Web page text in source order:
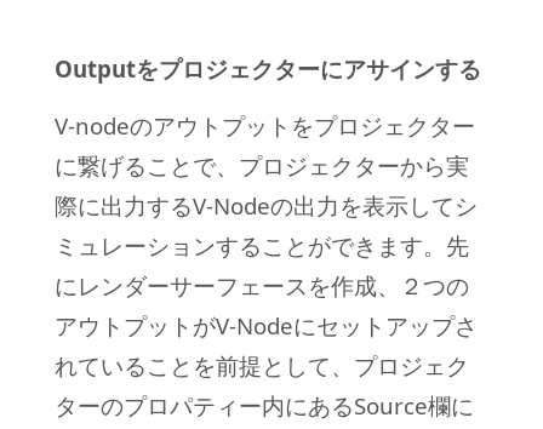
Outputをプロジェクターにアサインする
V-nodeのアウトプットをプロジェクター
に繋げることで、プロジェクターから実
際に出力するV-Nodeの出力を表示してシ
ミュレーションすることができます。先
にレンダーサーフェースを作成、２つの
アウトプットがV-Nodeにセットアップさ
れていることを前提として、プロジェク
ターのプロパティー内にあるSource欄に